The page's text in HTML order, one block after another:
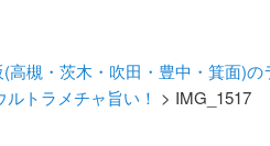
高槻・茨木・吹田・豊中・箕面)
トラメチャ旨い！ > IMG_1517